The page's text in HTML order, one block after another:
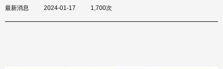
最新消息 2024-01-17 1,700次